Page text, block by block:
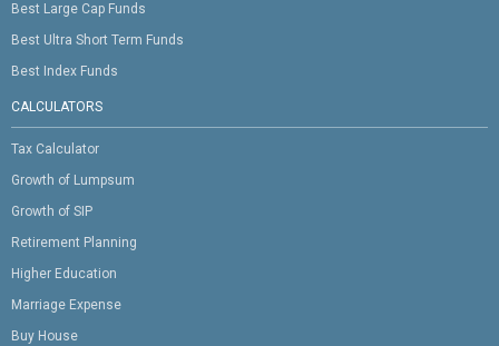
Best Large Cap Funds
Best Ultra Short Term Funds
Best Index Funds
CALCULATORS
Tax Calculator
Growth of Lumpsum
Growth of SIP
Retirement Planning
Higher Education
Marriage Expense
Buy House